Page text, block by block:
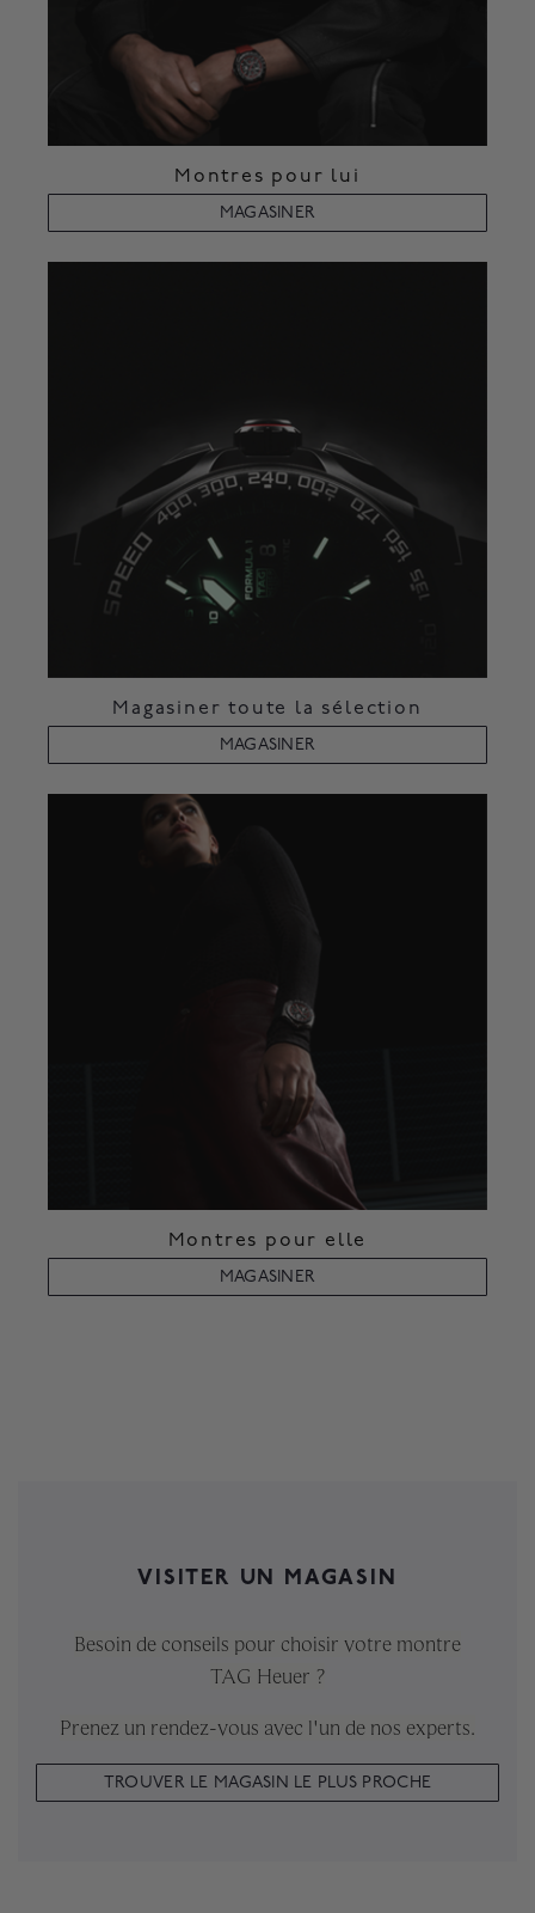
Montres pour lui
MAGASINER
Magasiner toute la sélection
MAGASINER
Montres pour elle
MAGASINER
VISITER UN MAGASIN
Besoin de conseils pour choisir votre montre
TAG Heuer ?
Prenez un rendez-vous avec l'un de nos experts.
TROUVER LE MAGASIN LE PLUS PROCHE